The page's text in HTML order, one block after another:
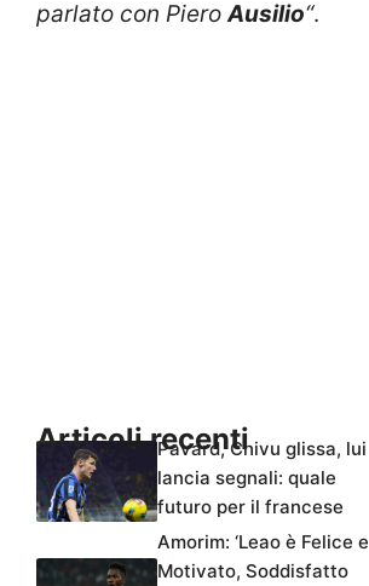
parlato con PieroAusilio“.
Articoli recentiPavard, Chivu glissa, lui
lancia segnali: quale
futuro per il francese
Amorim: ‘Leao è Felice e
Motivato, Soddisfatto